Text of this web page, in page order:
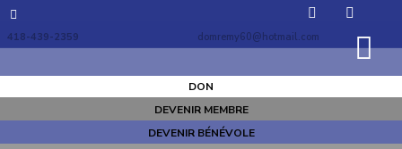
418-439-2359 domremy60@hotmail.com
DON
DEVENIR MEMBRE
DEVENIR BÉNÉVOLE